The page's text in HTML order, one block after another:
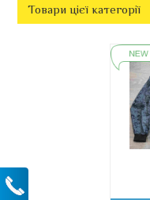
Товари цієї категорії